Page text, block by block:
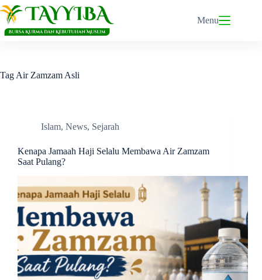
Skip
to
content
Menu
Tag Air Zamzam Asli
Islam, News, Sejarah
Kenapa Jamaah Haji Selalu Membawa Air Zamzam
Saat Pulang?